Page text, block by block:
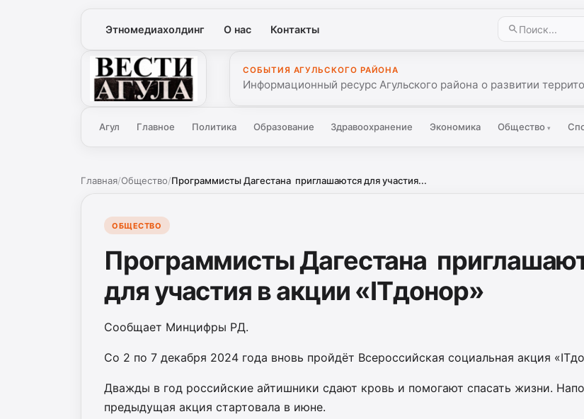
Этномедиахолдинг О нас Контакты
Вести Агула
СОБЫТИЯ АГУЛЬСКОГО РАЙОНА
Информационный ресурс Агульского района о развитии
Агул Главное Политика Образование Здравоохранение Экономика Общество ▾
Главная/Общество/Программисты Дагестана приглашаются для участия...
ОБЩЕСТВО
Программисты Дагестана
для участия в акции «ITдонор»
Сообщает Минцифры РД.
Со 2 по 7 декабря 2024 года вновь пройдёт Всероссийская социальная акция
Дважды в год российские айтишники сдают кровь и помогают спасать жизни.
предыдущая акция стартовала в июне.